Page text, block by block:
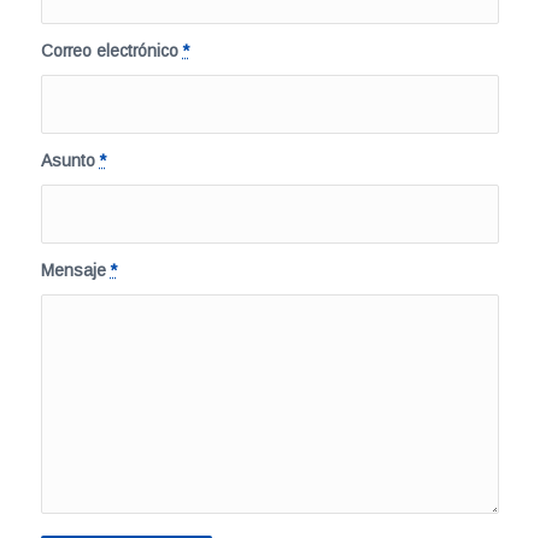
Correo electrónico*
Asunto*
Mensaje*